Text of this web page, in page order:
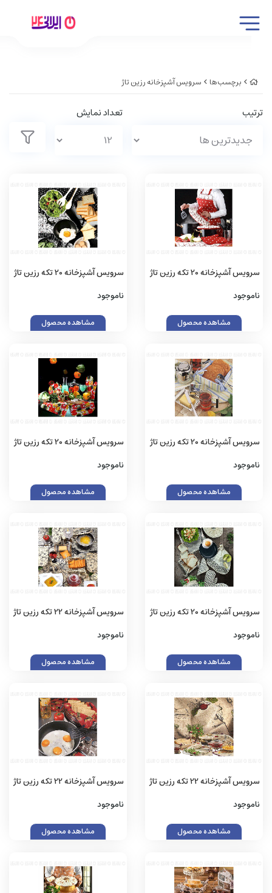
برچسب‌ها سرویس آشپزخانه رزین تاژ
ترتیب تعداد نمایش
سرویس آشپزخانه 20 تکه رزین تاژ
ناموجود
مشاهده محصول
سرویس آشپزخانه 20 تکه رزین تاژ
ناموجود
مشاهده محصول
سرویس آشپزخانه 20 تکه رزین تاژ
ناموجود
مشاهده محصول
سرویس آشپزخانه 20 تکه رزین تاژ
ناموجود
مشاهده محصول
سرویس آشپزخانه 20 تکه رزین تاژ
ناموجود
مشاهده محصول
سرویس آشپزخانه 22 تکه رزین تاژ
ناموجود
مشاهده محصول
سرویس آشپزخانه 22 تکه رزین تاژ
ناموجود
مشاهده محصول
سرویس آشپزخانه 22 تکه رزین تاژ
ناموجود
مشاهده محصول